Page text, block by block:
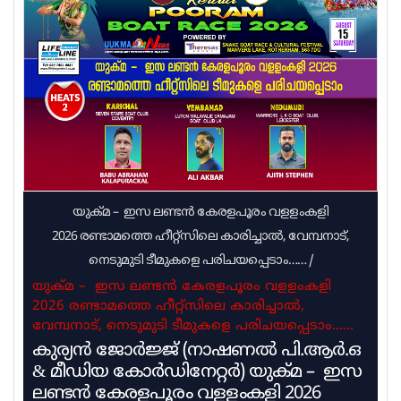
വിഷയ വിദഗ്ധരായ മനീഷ മന്ധാരെ,
ആശയവിനിമയത്തിന് പിന്നാലെയാണ് നടപടി. പിഴ
അടയ്ക്കാൻ യൂത്ത് കോൺഗ്രസ് നിയോജകമണ്ഡലം
കമ്മിറ്റിക്ക് എംഎൽഎ നിർദ്ദേശം നൽകിയിരുന്നു.
പ്രളയ ബാധിതരെ സുരക്ഷിത
സ്ഥാനങ്ങളിലേക്കെത്തിക്കാനാണ് ആറന്മുളയിൽ
ഓഫ് റോഡ് വാഹനം എത്തിയത്. മെഴുവേലി
യുക്മ – ഇസ ലണ്ടൻ കേരളപൂരം വളളംകളി
2026 രണ്ടാമത്തെ ഹീറ്റ്സിലെ കാരിച്ചാൽ, വേമ്പനാട്,
നെടുമുടി ടീമുകളെ പരിചയപ്പെടാം……/
യുക്മ – ഇസ ലണ്ടൻ കേരളപൂരം വളളംകളി
2026 രണ്ടാമത്തെ ഹീറ്റ്സിലെ കാരിച്ചാൽ,
വേമ്പനാട്, നെടുമുടി ടീമുകളെ പരിചയപ്പെടാം……
കുര്യൻ ജോർജ്ജ് (നാഷണൽ പി.ആർ.ഒ
& മീഡിയ കോർഡിനേറ്റർ) യുക്മ – ഇസ
ലണ്ടൻ കേരളപൂരം വളളംകളി 2026